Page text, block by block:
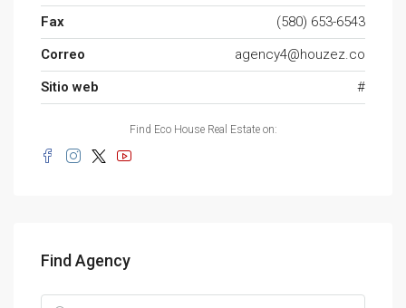
Fax
(580) 653-6543
Correo
agency4@houzez.co
Sitio web
#
Find Eco House Real Estate on:
Find Agency